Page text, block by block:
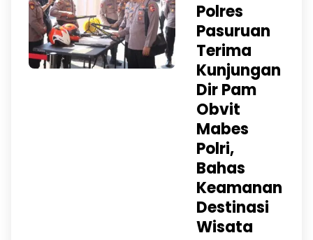
Polres
Pasuruan
Terima
Kunjungan
Dir Pam
Obvit
Mabes
Polri,
Bahas
Keamanan
Destinasi
Wisata